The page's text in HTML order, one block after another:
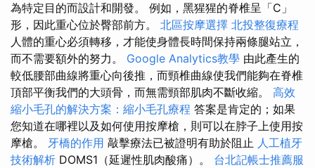
為特定目的而設計和開發。 例如，黑猩猩的脊椎呈「C」
形，因此重心位於臀部前方。 北區按摩選擇 北投整復療程
人體的重心必須轉移，才能使身體長時間保持兩條腿站立，
而不需要額外的努力。 Google Analytics教學 由此產生的
較低腰部曲線將重心向後推，而頸椎曲線使我們能夠在脊椎
頂部平衡我們的大頭骨，而無需頸部肌肉不斷收縮。 高效
縮小毛孔的解決方案：縮小毛孔療程 答案是肯定的；如果
您知道在哪裡以及如何使用按摩槍，則可以在脖子上使用按
摩槍。 牙橋的作用 敲擊療法已被證明有助於阻止 人工植牙
技術解析 DOMS1（延遲性肌肉酸痛）。 台北記帳士推薦服